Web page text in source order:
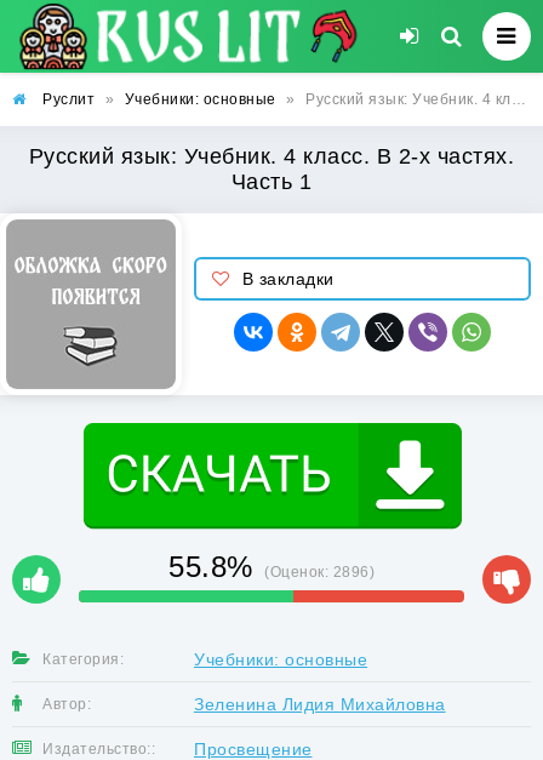
Руслит » Учебники: основные » Русский язык: Учебник. 4 класс. В 2-х частях. Часть 1
Русский язык: Учебник. 4 класс. В 2-х частях.
Часть 1
В закладки
55.8% (Оценок: 2896)
Категория: Учебники: основные
Автор: Зеленина Лидия Михайловна
Издательство:: Просвещение